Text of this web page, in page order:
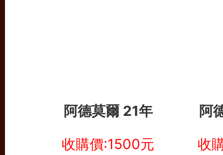
阿德莫爾 21年
阿
收購價:1500元
收